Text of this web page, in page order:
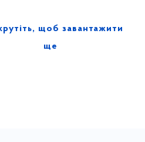
щоб завантажити
ще